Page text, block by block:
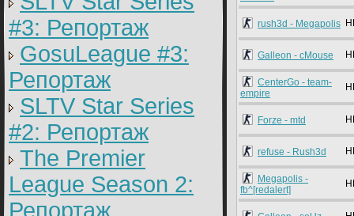
#3: Репортаж
GosuLeague #3:
Репортаж
SLTV Star Series
#2: Репортаж
The Premier
League Season 2:
Репортаж
rush3d - Megapolis
Galleon - cMouse
CenterGo - team-
empire
Forze - mtd
refuse - Rush3d
Megapolis -
fb^[redalert]